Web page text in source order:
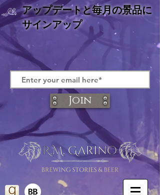
アップデートと毎月の景品に
サインアップ
Join